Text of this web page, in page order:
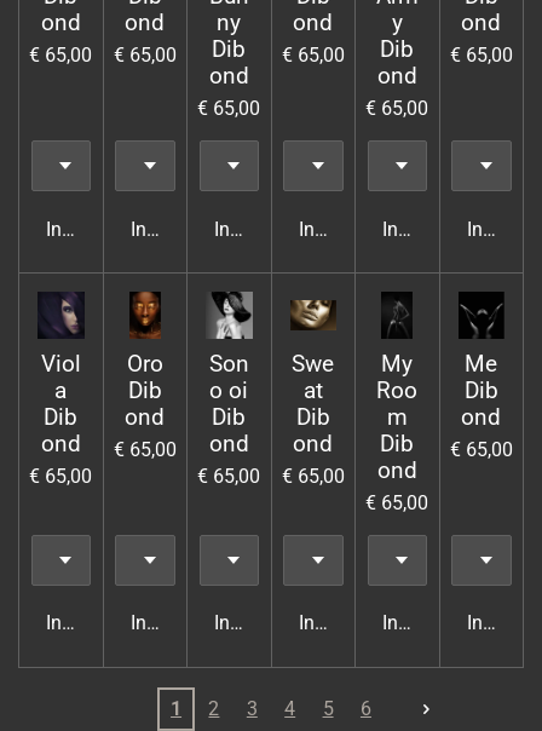
ond
€ 65,00
In winkelwagen
ond
€ 65,00
In winkelwagen
ny
Dib
ond
€ 65,00
In winkelwagen
ond
€ 65,00
In winkelwagen
y
Dib
ond
€ 65,00
In winkelwagen
ond
€ 65,00
In
Viol
a
Dib
ond
€ 65,00
In winkelwagen
Oro
Dib
ond
€ 65,00
In winkelwagen
Son
o oi
Dib
ond
€ 65,00
In winkelwagen
Swe
at
Dib
ond
€ 65,00
In winkelwagen
My
Roo
m
Dib
ond
€ 65,00
In winkelwagen
Me
Dib
ond
€ 65,00
In
1 2 3 4 5 6